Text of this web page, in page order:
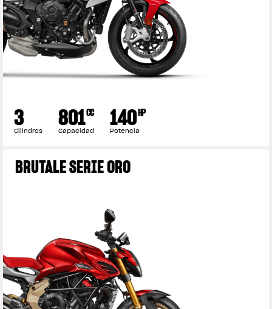
3
Cilindros 801CC
Capacidad 140HP
Potencia
BRUTALE SERIE ORO